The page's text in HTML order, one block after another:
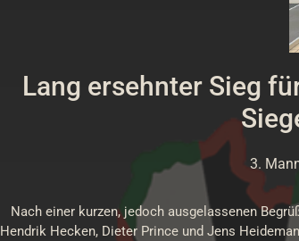
Lang ersehnter Sieg
3.
Nach einer kurzen, jedoch ausgelassenen
Hendrik Hecken, Dieter Prince und Jens